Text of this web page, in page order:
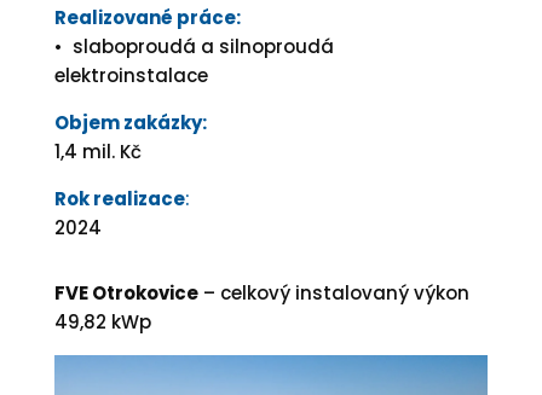
Realizované práce:
• slaboproudá a silnoproudá
elektroinstalace
Objem zakázky:
1,4 mil. Kč
Rok realizace:
2024
FVE Otrokovice– celkový instalovaný výkon
49,82 kWp